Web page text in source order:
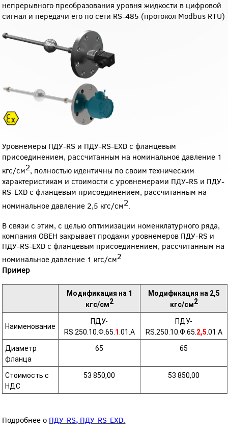
непрерывного преобразования уровня жидкости в цифровой
сигнал и передачи его по сети RS-485 (протокол Modbus RTU)
Уровнемеры ПДУ-RS и ПДУ-RS-EXD с фланцевым
присоединением, рассчитанным на номинальное давление 1
кгс/см2, полностью идентичны по своим техническим
характеристикам и стоимости с уровнемерами ПДУ-RS и ПДУ-
RS-EXD с фланцевым присоединением, рассчитанным на
номинальное давление 2,5 кгс/см2.
В связи с этим, с целью оптимизации номенклатурного ряда,
компания ОВЕН закрывает продажи уровнемеров ПДУ-RS и
ПДУ-RS-EXD с фланцевым присоединением, рассчитанным на
номинальное давление 1 кгс/см2
Пример
Модификация на 1
кгс/см2
Модификация на 2,5
кгс/см2
Наименование
ПДУ-
RS.250.10.Ф.65. 1 .01.А
ПДУ-
RS.250.10.Ф.65. 2,5 .01.А
Диаметр
фланца
65 65
Стоимость с
НДС
53 850,00 53 850,00
Подробнее о ПДУ-RS, ПДУ-RS-EXD.